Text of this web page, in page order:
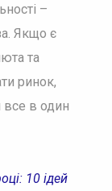
–
Якщо є
та
ринок,
все в один
10 ідей